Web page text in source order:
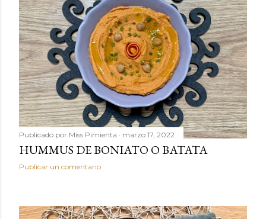
Publicado por Miss Pimienta marzo 17, 2022
HUMMUS DE BONIATO O BATATA
Publicar un comentario